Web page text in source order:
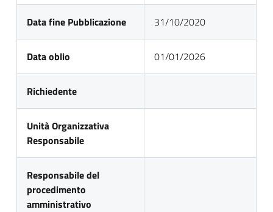
Data fine Pubblicazione 31/10/2020
Data oblio 01/01/2026
Richiedente
Unità Organizzativa
Responsabile
Responsabile del
procedimento
amministrativo